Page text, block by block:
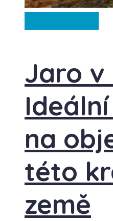
Jaro v
na
této
země